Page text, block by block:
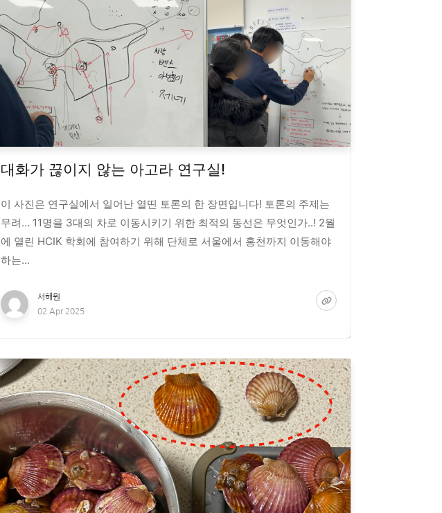
대화가 끊이지 않는 아고라 연구실!
이 사진은 연구실에서 일어난 열띤 토론의 한 장면입니다! 토론의 주제는
무려… 11명을 3대의 차로 이동시키기 위한 최적의 동선은 무엇인가..! 2월
에 열린 HCIK 학회에 참여하기 위해 단체로 서울에서 홍천까지 이동해야
하는...
서해원
02 Apr 2025